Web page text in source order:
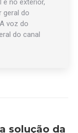
e no exterior,
geral do
voz do
do canal
solução da